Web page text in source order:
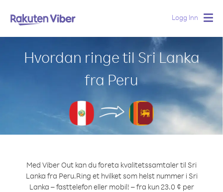
Logg Inn
Hvordan ringe til Sri Lanka
fra Peru
Med Viber Out kan du foreta kvalitetssamtaler til Sri
Lanka fra Peru.Ring et hvilket som helst nummer i Sri
Lanka – fasttelefon eller mobil! – fra kun 23.0 ¢ per